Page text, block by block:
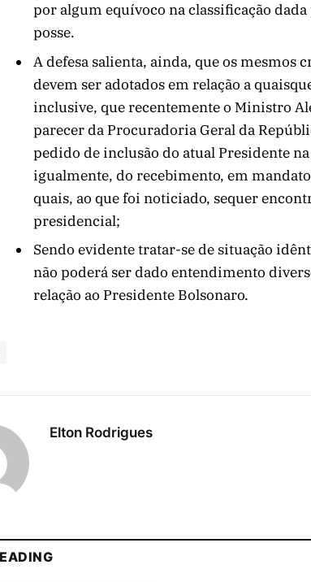
por algum equívoco na classificação
posse.
A defesa salienta, ainda, que os mesmos
devem ser adotados em relação a
inclusive, que recentemente o Ministro
parecer da Procuradoria Geral da
pedido de inclusão do atual Presidente
igualmente, do recebimento, em
quais, ao que foi noticiado, sequer
presidencial;
Sendo evidente tratar-se de situação
não poderá ser dado entendimento
relação ao Presidente Bolsonaro.
Elton Rodrigues